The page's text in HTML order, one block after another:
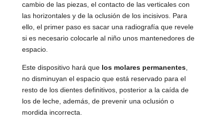
cambio de las piezas, el contacto de las verticales con
las horizontales y de la oclusión de los incisivos. Para
ello, el primer paso es sacar una radiografía que revele
si es necesario colocarle al niño unos mantenedores de
espacio.
Este dispositivo hará que los molares permanentes,
no disminuyan el espacio que está reservado para el
resto de los dientes definitivos, posterior a la caída de
los de leche, además, de prevenir una oclusión o
mordida incorrecta.